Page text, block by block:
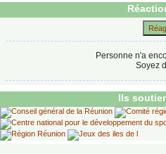
Personne n'a
Soyez
Ils